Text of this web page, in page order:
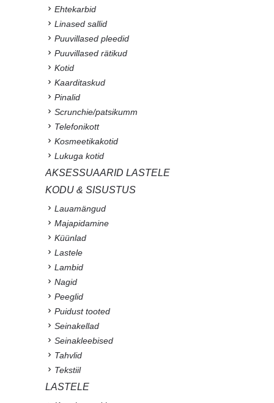
Ehtekarbid
Linased sallid
Puuvillased pleedid
Puuvillased rätikud
Kotid
Kaarditaskud
Pinalid
Scrunchie/patsikumm
Telefonikott
Kosmeetikakotid
Lukuga kotid
AKSESSUAARID LASTELE
KODU & SISUSTUS
Lauamängud
Majapidamine
Küünlad
Lastele
Lambid
Nagid
Peeglid
Puidust tooted
Seinakellad
Seinakleebised
Tahvlid
Tekstiil
LASTELE